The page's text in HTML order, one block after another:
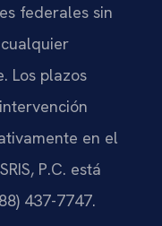
federales sin
Los plazos
en el
P.C. está
437-7747.